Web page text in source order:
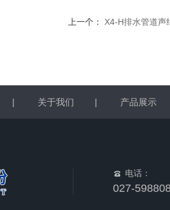
上一个： X4-H排水管道声
| 关于我们 | 产品展示
电话：
027-